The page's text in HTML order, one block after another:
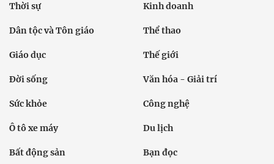
Thời sự Kinh doanh
Dân tộc và Tôn giáo Thể thao
Giáo dục Thế giới
Đời sống Văn hóa - Giải trí
Sức khỏe Công nghệ
Ô tô xe máy Du lịch
Bất động sản Bạn đọc